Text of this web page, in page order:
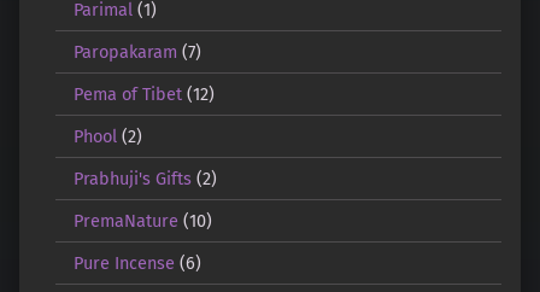
Parimal (1)
Paropakaram (7)
Pema of Tibet(12)
Phool (2)
Prabhuji's Gifts(2)
PremaNature (10)
Pure Incense (6)